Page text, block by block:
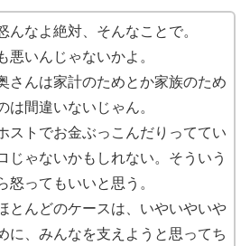
んなよ絶対、そんなことで。
悪いんじゃないかよ。
さんは家計のためとか家族のため
は間違いないじゃん。
ストでお金ぶっこんだりっててい
じゃないかもしれない。そういう
怒ってもいいと思う。
とんどのケースは、いやいやいや
に、みんなを支えようと思ってち